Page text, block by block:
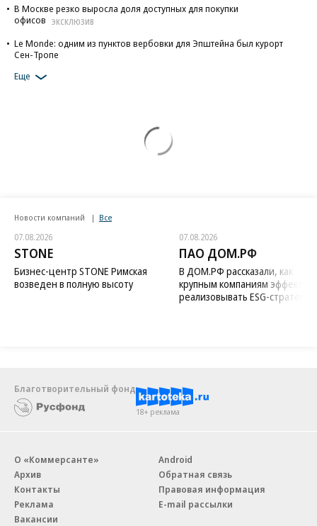
В Москве резко выросла доля доступных для покупки
офисов
ЭКСКЛЮЗИВ
Le Monde: одним из пунктов вербовки для Эпштейна был курорт
Сен-Тропе
Еще
Новости компаний Все
07.08.2026
STONE
Бизнес-центр STONE Римская
возведен в полную высоту
07.08.2026
ПАО ДОМ.РФ
В ДОМ.РФ рассказали, как
крупным компаниям
реализовывать ESG-стратегию
Благотворительный фонд
18+ реклама
О «Коммерсанте»
Архив
Контакты
Реклама
Вакансии
Android
Обратная связь
Правовая информация
E-mail рассылки